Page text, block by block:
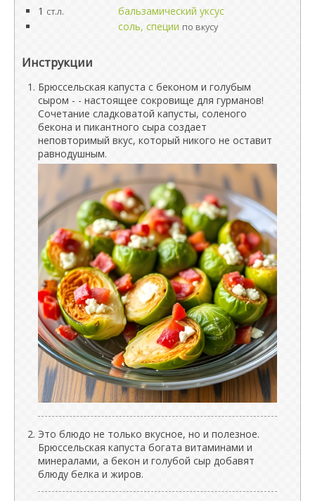
1 ст.л.
бальзамический уксус
соль, специи по вкусу
Инструкции
Брюссельская капуста с беконом и голубым
сыром - - настоящее сокровище для гурманов!
Сочетание сладковатой капусты, соленого
бекона и пикантного сыра создает
неповторимый вкус, который никого не оставит
равнодушным.
Это блюдо не только вкусное, но и полезное.
Брюссельская капуста богата витаминами и
минералами, а бекон и голубой сыр добавят
блюду белка и жиров.